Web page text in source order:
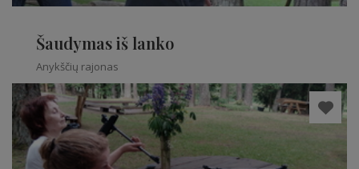
Šaudymas iš lanko
Anykščių rajonas